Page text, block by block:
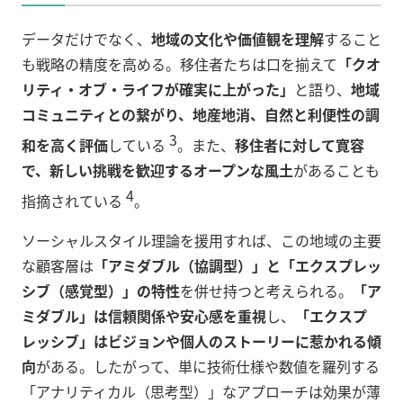
データだけでなく、 地域の文化や価値観を理解すること
も戦略の精度を高める。移住者たちは口を揃えて 「クオ
リティ・オブ・ライフが確実に上がった」 と語り、 地域
コミュニティとの繋がり、地産地消、自然と利便性の調
和を高く評価している 3。また、 移住者に対して寛容
で、新しい挑戦を歓迎するオープンな風土があることも
指摘されている 4。
ソーシャルスタイル理論を援用すれば、この地域の主要
な顧客層は 「アミダブル（協調型）」と「エクスプレッ
シブ（感覚型）」の特性を併せ持つと考えられる。
「ア
ミダブル」は信頼関係や安心感を重視し、
「エクスプ
レッシブ」はビジョンや個人のストーリーに惹かれる傾
向がある。したがって、単に技術仕様や数値を羅列する
「アナリティカル（思考型）」なアプローチは効果が薄